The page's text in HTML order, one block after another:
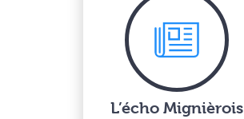
L’écho Mignièrois